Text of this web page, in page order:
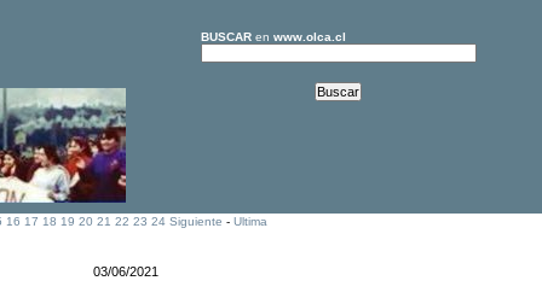
BUSCARen www.olca.cl
16 17 18 19 20 21 22 23 24 Siguiente - Ultima
03/06/2021